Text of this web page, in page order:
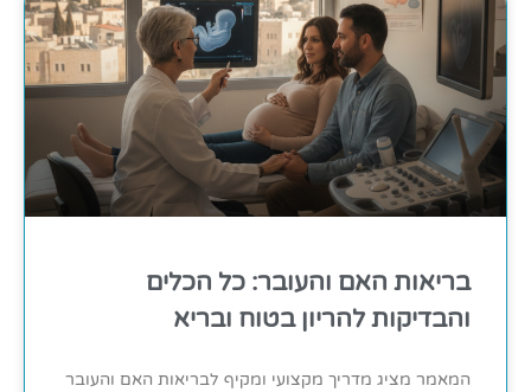
בריאות האם והעובר: כל הכלים
והבדיקות להריון בטוח ובריא
המאמר מציג מדריך מקצועי ומקיף לבריאות האם והעובר